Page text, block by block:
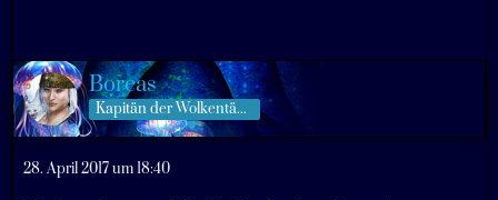
Boreas
Kapitän der Wolkentänzer
28. April 2017 um 18:40